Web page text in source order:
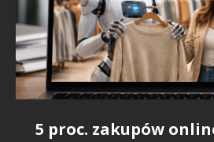
5 proc. zakupów
Badanie Snowflake: AI
Sztuczna inteligencja
Nie szanujemy
IDC: sztuczna